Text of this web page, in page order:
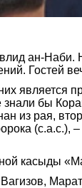
ан-
Гостей
бы
из рая,
(с.а.с.),
касыды